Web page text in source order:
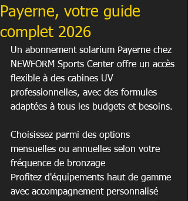
Payerne, votre guide
complet 2026
Un abonnement solarium Payerne chez
NEWFORM Sports Center offre un accès
flexible à des cabines UV
professionnelles, avec des formules
adaptées à tous les budgets et besoins.
Choisissez parmi des options
mensuelles ou annuelles selon votre
fréquence de bronzage
Profitez d'équipements haut de gamme
avec accompagnement personnalisé